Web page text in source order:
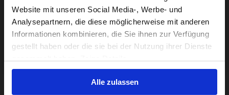
Website mit unseren Social Media-, Werbe- und
Analysepartnern, die diese möglicherweise mit anderen
Informationen kombinieren, die Sie ihnen zur Verfügung
gestellt haben oder die sie bei der Nutzung ihrer Dienste
Alle zulassen
Widerrufsbelehrung
Widerrufsrecht
Sie haben das Recht, binnen 14 Tagen ohne
Angabe von Gründen diesen Vertrag zu
widerrufen. Die Widerrufsfrist beträgt 14 Tage
das Widerrufsrecht auszuüben, müssen Sie
US website
No, stay here